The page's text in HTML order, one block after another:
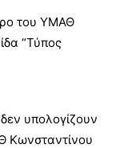
του ΥΜΑΘ
“Τύπος
υπολογίζουν
Κωνσταντίνου